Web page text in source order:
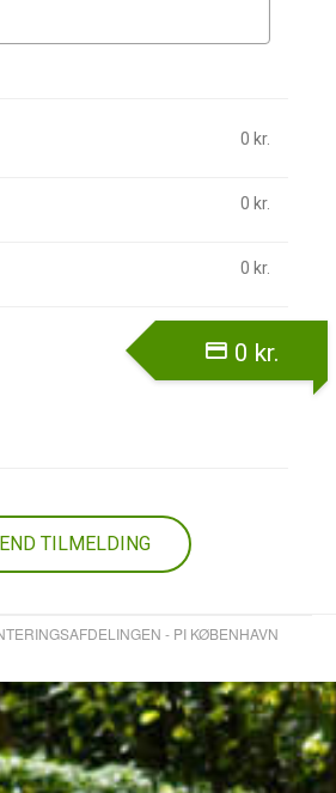
0 kr.
0 kr.
0 kr.
0 kr.
TILMELDING
- PI KØBENHAVN